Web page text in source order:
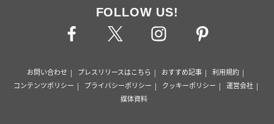
FOLLOW US!
お問い合わせ プレスリリースはこちら おすすめ記事
利用規約
コンテンツポリシー
プライバシーポリシー クッキーポリシー
運営会社
媒体資料